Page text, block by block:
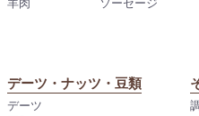
羊肉
ソーセージ
デーツ・ナッツ・豆類
デーツ